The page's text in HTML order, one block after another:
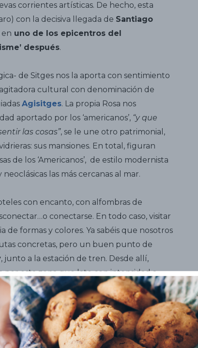
corrientes artísticas. De hecho, esta
con la decisiva llegada de Santiago
uno de los epicentros del
después.
de Sitges nos la aporta con sentimiento
agitadora cultural con denominación de
Agisitges. La propia Rosa nos
aportado por los ‘americanos’, “y que
las cosas”, se le une otro patrimonial,
sus mansiones. En total, figuran
de los ‘Americanos’, de estilo modernista
neoclásicas las más cercanas al mar.
con encanto, con alfombras de
conectarse. En todo caso, visitar
de formas y colores. Ya sabéis que nosotros
concretas, pero un buen punto de
, junto a la estación de tren. Desde allí,
por esta zona que late con intensidad a
bares y restaurentes) y que, como os
de los ‘americanos’ , muchas
Las calles principales en este sentido
Bartomeu , todas ellas paralelas, y las vías
yJesús, que las cruzan transversalmente.